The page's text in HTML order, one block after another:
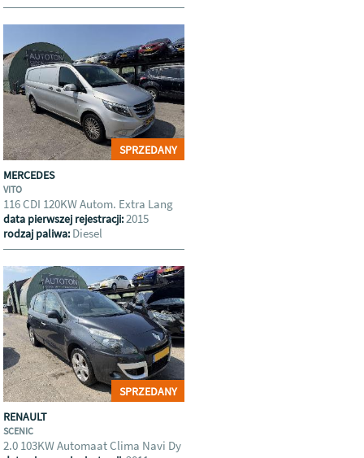
SPRZEDANY
MERCEDES
VITO
116 CDI 120KW Autom. Extra Lang
data pierwszej rejestracji:2015
rodzaj paliwa: Diesel
SPRZEDANY
RENAULT
SCENIC
2.0 103KW Automaat Clima Navi Dy